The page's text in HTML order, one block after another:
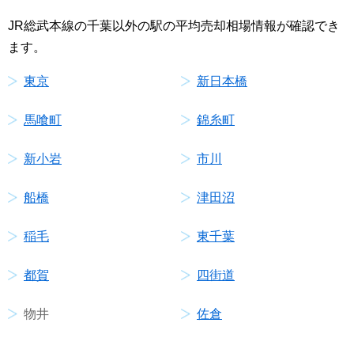
JR総武本線の千葉以外の駅の平均売却相場情報が確認でき
ます。
東京 新日本橋
馬喰町 錦糸町
新小岩 市川
船橋 津田沼
稲毛 東千葉
都賀 四街道
物井 佐倉